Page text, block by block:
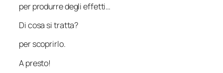
per produrre degli effetti…
Di cosa si tratta?
per scoprirlo.
A presto!